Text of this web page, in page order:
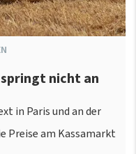
nicht an
in Paris und an der
Preise am Kassamarkt